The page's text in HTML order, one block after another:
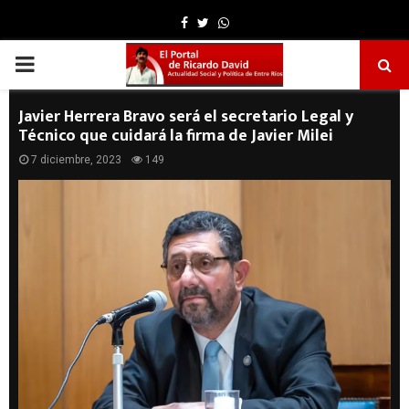
Facebook
TwitterWhatsapp
PRIMARY
MENU
Javier Herrera Bravo será el secretario Legal y
Técnico que cuidará la firma de Javier Milei
7 diciembre, 2023 149